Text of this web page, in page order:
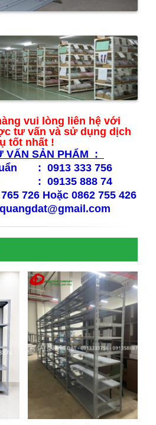
vui lòng liên hệ với
tư vấn và sử dụng dịch
tốt nhất !
VẤN SẢN PHẨM :
: 0913 333 756
: 09135 888 74
726 Hoặc0862 755 426